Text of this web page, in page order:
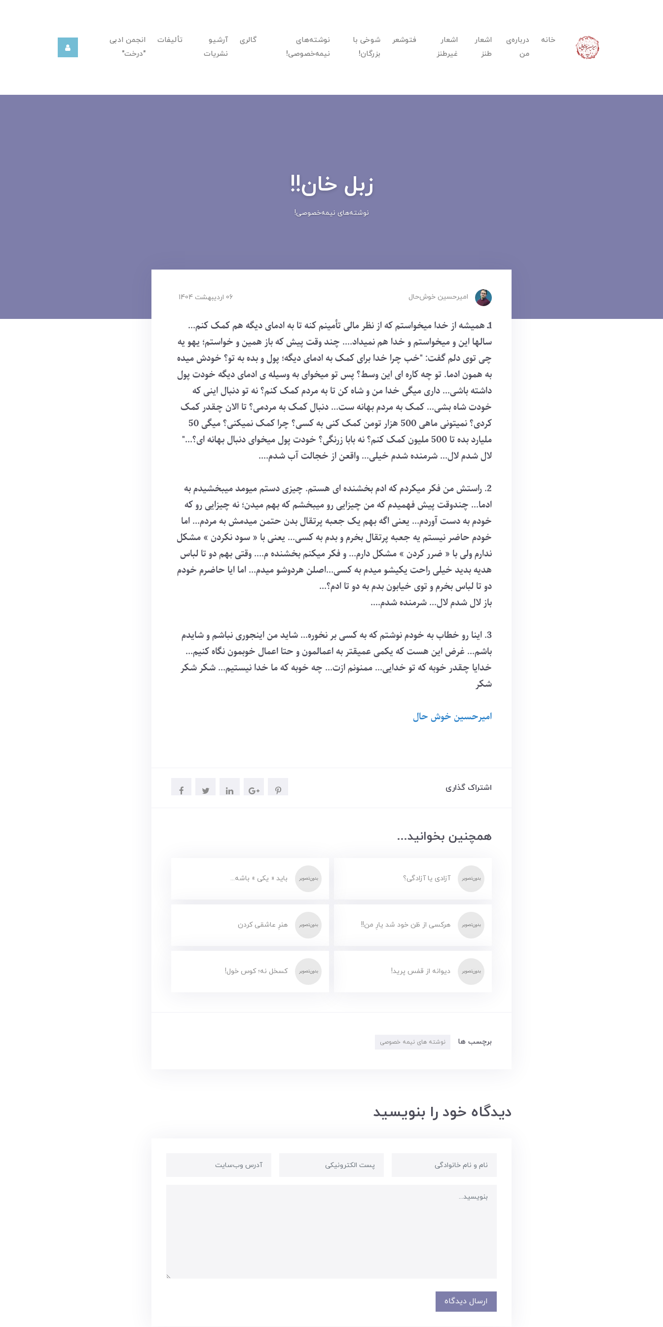
خانه
درباره‌ی
من
اشعار
طنز
اشعار
غیرطنز
فتوشعر
شوخی با
بزرگان!
نوشته‌های
نیمه‌خصوصی!
گالری
آرشیو
نشریات
تألیفات
انجمن ادبی
"درخت"
زبل خان!!
نوشته‌های نیمه‌خصوصی!
امیرحسین ‌خوش‌حال 06 ارديبهشت 1404
1ـ همیشه از خدا میخواستم که از نظر مالی تأمینم کنه تا به ادمای دیگه هم کمک کنم...
سالها این و میخواستم و خدا هم نمیداد.... چند وقت پیش که باز همین و خواستم؛ یهو یه
چی توی دلم گفت: "خب چرا خدا برای کمک به ادمای دیگه؛ پول و بده به تو؟ خودش میده
به همون ادما. تو چه کاره ای این وسط؟ پس تو میخوای به وسیله ی ادمای دیگه خودت پول
داشته باشی... داری میگی خدا من و شاه کن تا به مردم کمک کنم؟ نه تو دنبال اینی که
خودت شاه بشی... کمک به مردم بهانه ست... دنبال کمک به مردمی؟ تا الان چقدر کمک
کردی؟ نمیتونی ماهی 500 هزار تومن کمک کنی به کسی؟ چرا کمک نمیکنی؟ میگی 50
ملیارد بده تا 500 ملیون کمک کنم؟ نه بابا زرنگی؟ خودت پول میخوای دنبال بهانه ای؟..."
لال شدم لال... شرمنده شدم خیلی... واقعن از خجالت آب شدم....
2. راستش من فکر میکردم که ادم بخشنده ای هستم. چیزی دستم میومد میبخشیدم به
ادما... چندوقت پیش فهمیدم که من چیزایی رو میبخشم که بهم میدن؛ نه چیزایی رو که
خودم به دست آوردم... یعنی اگه بهم یک جعبه پرتقال بدن حتمن میدمش به مردم... اما
خودم حاضر نیستم یه جعبه پرتقال بخرم و بدم به کسی... یعنی با « سود نکردن » مشکل
ندارم ولی با « ضرر کردن » مشکل دارم... و فکر میکنم بخشنده م.... وقتی بهم دو تا لباس
هدیه بدید خیلی راحت یکیشو میدم به کسی...اصلن هردوشو میدم... اما ایا حاضرم خودم
دو تا لباس بخرم و توی خیابون بدم به دو تا ادم؟...
باز لال شدم لال... شرمنده شدم....
3. اینا رو خطاب به خودم نوشتم که به کسی بر نخوره... شاید من اینجوری نباشم و شایدم
باشم... غرض این هست که یکمی عمیقتر به اعمالمون و حتا اعمال خوبمون نگاه کنیم...
خدایا چقدر خوبه که تو خدایی... ممنونم ازت... چه خوبه که ما خدا نیستیم... شکر شکر
شکر
امیرحسین خوش حال
اشتراک گذاری
همچنین بخوانید...
آزادی یا آزادگی؟ باید « یکی » باشه...
هرکسی از ظن خود شد یارِ من!! هنرِ عاشقی کردن
دیوانه از قفس پرید! کسخل نه؛ کوس خول!
برچسب ها نوشته های نیمه خصوصی
دیدگاه خود را بنویسید
ارسال دیدگاه